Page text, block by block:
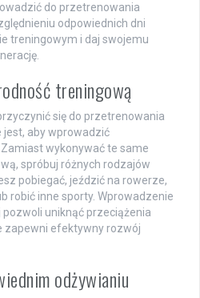
do przetrenowania
odpowiednich dni
treningowym i daj swojemu
treningową
się do przetrenowania
jest, aby wprowadzić
wykonywać te same
spróbuj różnych rodzajów
pobiegać, jeździć na rowerze,
robić inne sporty. Wprowadzenie
uniknąć przeciążenia
zapewni efektywny rozwój
odżywianiu